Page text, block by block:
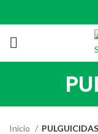
Inicio PULGUICIDAS